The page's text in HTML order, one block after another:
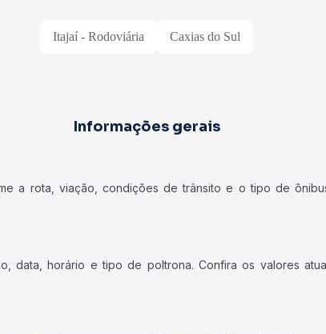
Itajaí - Rodoviária Caxias do Sul
Informações gerais
a rota, viação, condições de trânsito e o tipo de
data, horário e tipo de poltrona. Confira os valores